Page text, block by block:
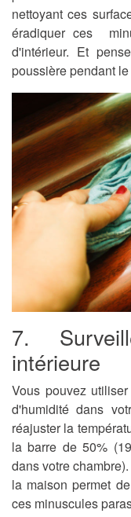
nettoyant ces
éradiquer ces
d'intérieur. Et
poussière pendant
7.
intérieure
Vous pouvez
d'humidité dans
réajuster la
la barre de 50%
dans votre
la maison permet
ces minuscules